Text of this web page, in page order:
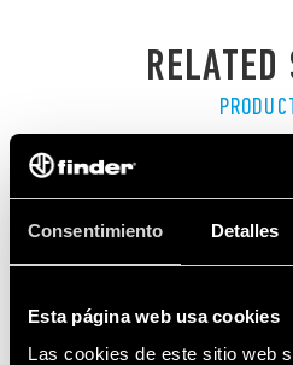
Consentimiento Detalles
Esta página web usa cookies
Las cookies de este sitio web
RELATED